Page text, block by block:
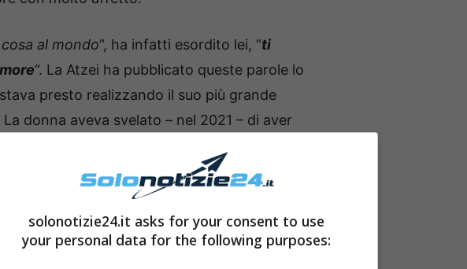
al mondo“, ha infatti esordito lei, “ti
“. La Atzei ha pubblicato queste parole lo
presto realizzando il suo più grande
donna aveva svelato – nel 2021 – di aver
spontaneo
sua serenità con tutti i fan.
solonotizie24.it asks for your consent to use
your personal data for the following purposes: